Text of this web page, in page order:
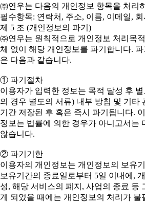
㈜연우는 다음의 개인정보 항목을 처리
필수항목: 연락처, 주소, 이름, 이메일,
제 5 조 (개인정보의 파기)
㈜연우는 원칙적으로 개인정보 처리목
체 없이 해당 개인정보를 파기합니다.
은 다음과 같습니다.
① 파기절차
이용자가 입력한 정보는 목적 달성 후
의 경우 별도의 서류) 내부 방침 및 기타
기간 저장된 후 혹은 즉시 파기됩니다.
정보는 법률에 의한 경우가 아니고서는
않습니다.
② 파기기한
이용자의 개인정보는 개인정보의 보유
보유기간의 종료일로부터 5일 이내에,
성, 해당 서비스의 폐지, 사업의 종료 등
게 되었을 때에는 개인정보의 처리가 불